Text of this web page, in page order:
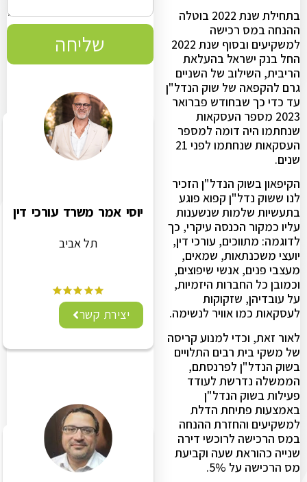
בתחילת שנת 2022 בוטלה
ההנחה במס רכישה
למשקיעים ובסוף שנת 2022
החל בנק ישראל בהעלאת
הריבית, השילוב של השניים
גרם להקפאה של שוק הנדל"ן
עד כדי כך שבחודש פברואר
2023 מספר העסקאות
שנחתמו היה דומה למספר
העסקאות שנחתמו לפני 21
שנים.
הקיפאון בשוק הנדל"ן הזכיר
לנו ששוק נדל"ן קפוא פוגע
בתעשיות שלמות שנשענות
עליו כמקור הכנסה עיקרי, כך
לדוגמה: מתווכים, עורכי דין,
יועצי משכנתאות, שמאים,
מעצבי פנים, אנשי שיפוצים,
וכמובן כל החברות היזמיות,
על עובדיהן, שזקוקות
לעסקאות כמו אוויר לנשימה.
לאור זאת, וכדי למנוע קריסה
של משקי בית רבים התלויים
בשוק הנדל"ן לפרנסתם,
הממשלה נדרשת לעודד
פעילות בשוק הנדל"ן
באמצעות פתיחת הדלת
למשקיעים והחזרת ההנחה
במס הרכישה לרוכשי דירה
שנייה כהוראת שעה וקביעת
מס הרכישה על 5%.
שליחה
יוסי אמר משרד עורכי דין
תל אביב
יצירת קשר